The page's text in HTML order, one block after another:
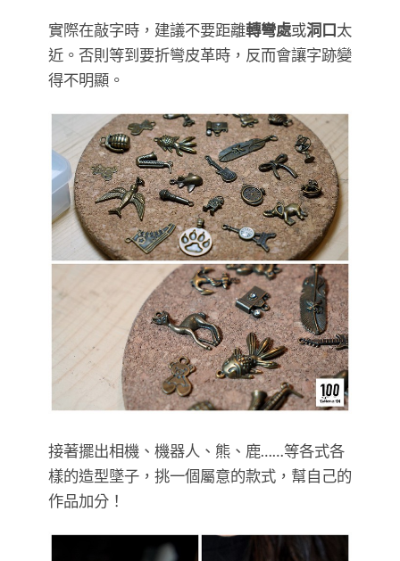
實際在敲字時，建議不要距離轉彎處或洞口太
近。否則等到要折彎皮革時，反而會讓字跡變
得不明顯。
接著擺出相機、機器人、熊、鹿……等各式各
樣的造型墜子，挑一個屬意的款式，幫自己的
作品加分！